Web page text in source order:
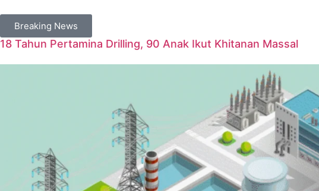
Breaking News
18 Tahun Pertamina Drilling, 90 Anak Ikut Khitanan Massal